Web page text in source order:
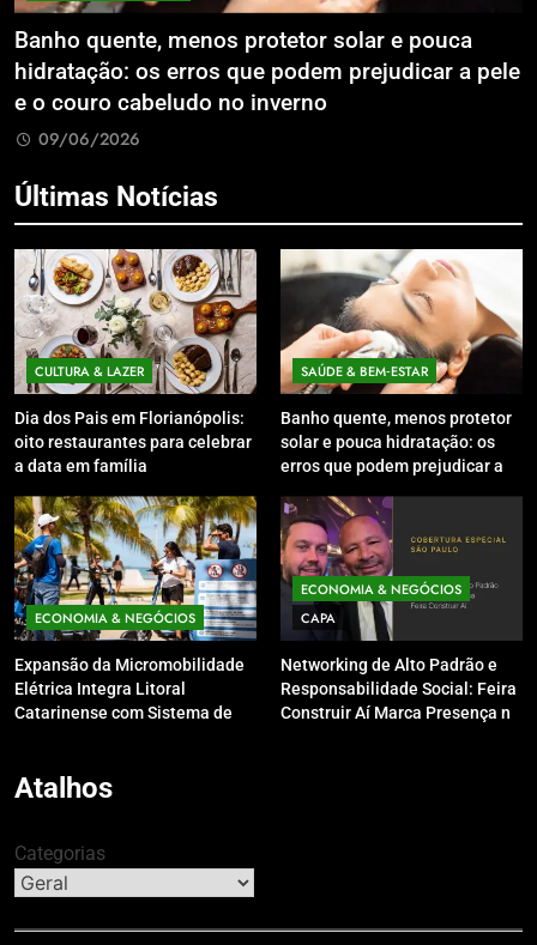
Banho quente, menos protetor solar e pouca
hidratação: os erros que podem prejudicar a pele
e o couro cabeludo no inverno
09/06/2026
Últimas Notícias
CULTURA & LAZER
Dia dos Pais em Florianópolis:
oito restaurantes para celebrar
a data em família
SAÚDE & BEM‑ESTAR
Banho quente, menos protetor
solar e pouca hidratação: os
erros que podem prejudicar a
inverno
ECONOMIA & NEGÓCIOS
Expansão da Micromobilidade
Elétrica Integra Litoral
Catarinense com Sistema de
ECONOMIA & NEGÓCIOS
CAPA
Networking de Alto Padrão e
Responsabilidade Social: Feira
Construir Aí Marca Presença no
Atalhos
Categorias